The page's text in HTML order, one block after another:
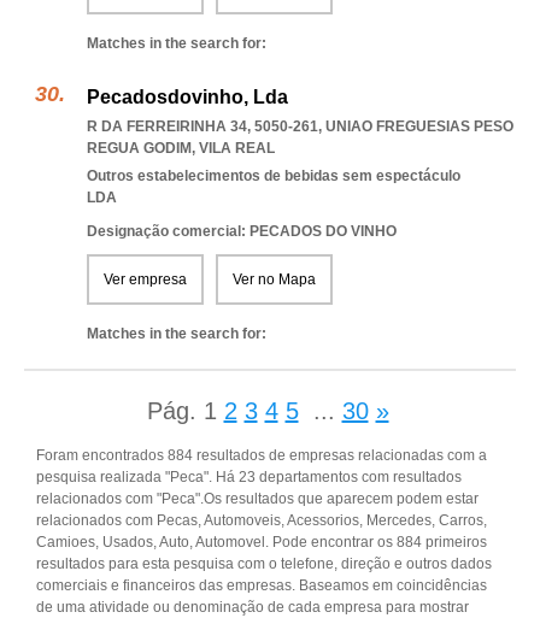
Matches in the search for:
Pecadosdovinho, Lda
R DA FERREIRINHA 34, 5050-261, UNIAO FREGUESIAS PESO
REGUA GODIM, VILA REAL
Outros estabelecimentos de bebidas sem espectáculo
LDA
Designação comercial: PECADOS DO VINHO
Ver empresa Ver no Mapa
Matches in the search for:
Pág. 1 2 3 4 5 ... 30 »
Foram encontrados 884 resultados de empresas relacionadas com a
pesquisa realizada "Peca". Há 23 departamentos com resultados
relacionados com "Peca".Os resultados que aparecem podem estar
relacionados com Pecas, Automoveis, Acessorios, Mercedes, Carros,
Camioes, Usados, Auto, Automovel. Pode encontrar os 884 primeiros
resultados para esta pesquisa com o telefone, direção e outros dados
comerciais e financeiros das empresas. Baseamos em coincidências
de uma atividade ou denominação de cada empresa para mostrar